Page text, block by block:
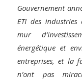
Gouvernement
ETI des
mur
énergétique et
entreprises, et la
n’ont pas